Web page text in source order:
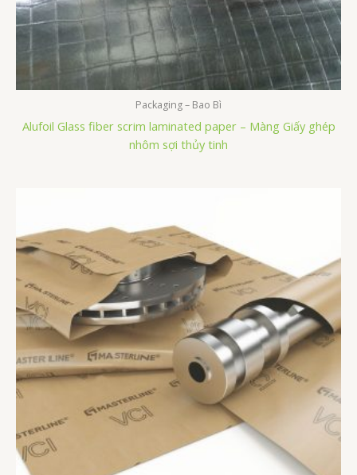
Packaging – Bao Bì
Alufoil Glass fiber scrim laminated paper – Màng Giấy ghép
nhôm sợi thủy tinh